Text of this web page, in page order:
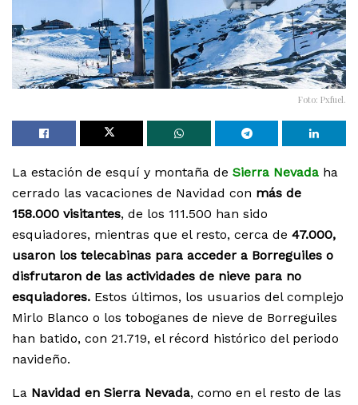
Foto: Pxfuel.
La estación de esquí y montaña de Sierra Nevada ha
cerrado las vacaciones de Navidad con más de
158.000 visitantes, de los 111.500 han sido
esquiadores, mientras que el resto, cerca de 47.000,
usaron los telecabinas para acceder a Borreguiles o
disfrutaron de las actividades de nieve para no
esquiadores. Estos últimos, los usuarios del complejo
Mirlo Blanco o los toboganes de nieve de Borreguiles
han batido, con 21.719, el récord histórico del periodo
navideño.
La Navidad en Sierra Nevada, como en el resto de las